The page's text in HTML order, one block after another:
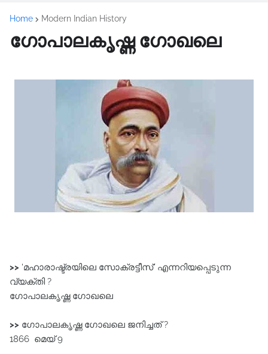
Home Modern Indian History
ഗോപാലകൃഷ്ണ ഗോഖലെ
>> 'മഹാരാഷ്ട്രയിലെ സോക്രട്ടീസ്‌' എന്നറിയപ്പെടുന്ന
വ്യക്തി ?
ഗോപാലകൃഷ്ണ ഗോഖലെ
>> ഗോപാലകൃഷ്ണ ഗോഖലെ ജനിച്ചത് ?
1866 മെയ് 9